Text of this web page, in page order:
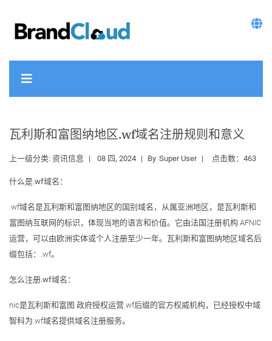
瓦利斯和富图纳地区.wf域名注册规则和意义
上一级分类: 资讯信息 08 四, 2024 By Super User 点击数：463
什么是.wf域名：
.wf域名是瓦利斯和富图纳地区的国别域名，从属亚洲地区，是瓦利斯和
富图纳互联网的标识，体现当地的语言和价值。它由法国注册机构 AFNIC
运营，可以由欧洲实体或个人注册至少一年。瓦利斯和富图纳地区域名后
缀包括：.wf。
怎么注册.wf域名：
nic是瓦利斯和富图 政府授权运营.wf后缀的官方权威机构，已经授权中域
智科为.wf域名提供域名注册服务。